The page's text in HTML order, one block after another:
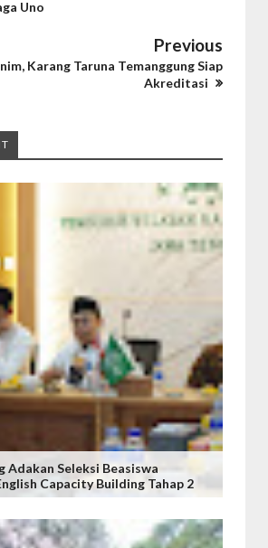
Uno
Previous
Karang Taruna Temanggung Siap
Akreditasi
Adakan Seleksi Beasiswa
Capacity Building Tahap 2